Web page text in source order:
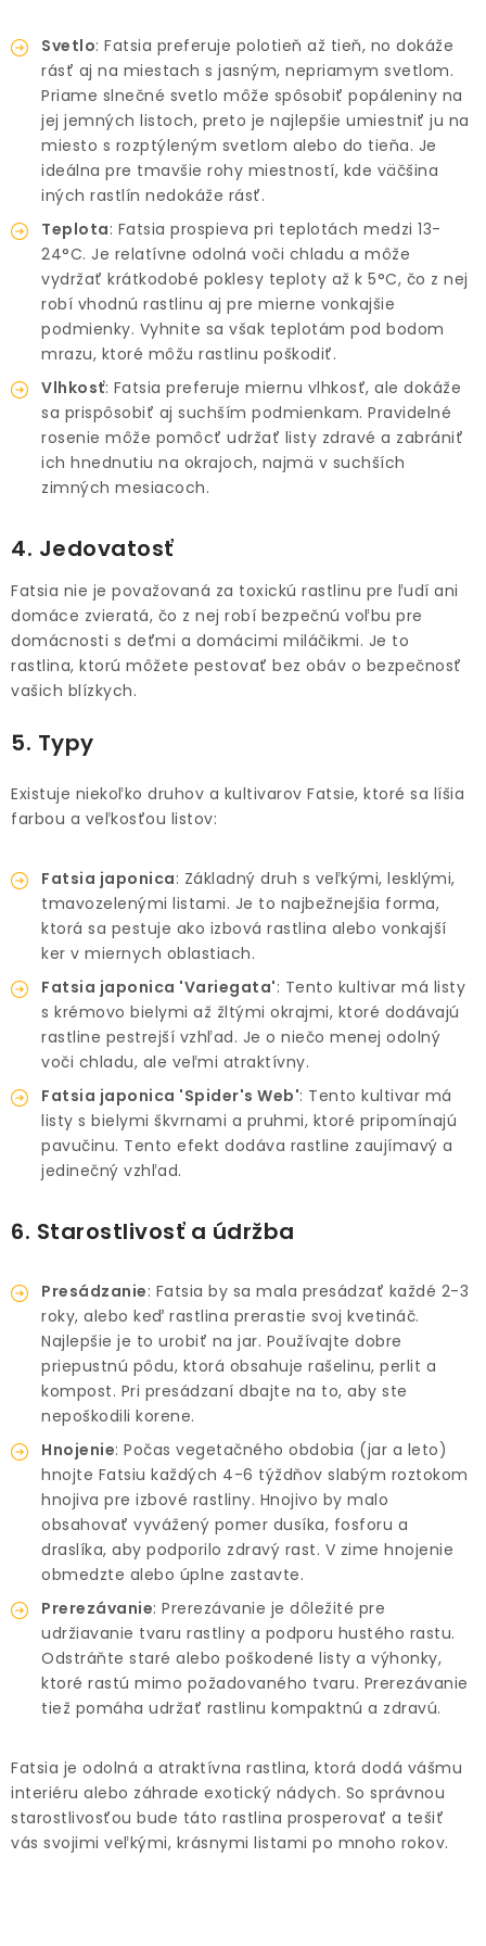
Svetlo: Fatsia preferuje polotieň až tieň, no dokáže
rásť aj na miestach s jasným, nepriamym svetlom.
Priame slnečné svetlo môže spôsobiť popáleniny na
jej jemných listoch, preto je najlepšie umiestniť ju na
miesto s rozptýleným svetlom alebo do tieňa. Je
ideálna pre tmavšie rohy miestností, kde väčšina
iných rastlín nedokáže rásť.
Teplota: Fatsia prospieva pri teplotách medzi 13-
24°C. Je relatívne odolná voči chladu a môže
vydržať krátkodobé poklesy teploty až k 5°C, čo z nej
robí vhodnú rastlinu aj pre mierne vonkajšie
podmienky. Vyhnite sa však teplotám pod bodom
mrazu, ktoré môžu rastlinu poškodiť.
Vlhkosť: Fatsia preferuje miernu vlhkosť, ale dokáže
sa prispôsobiť aj suchším podmienkam. Pravidelné
rosenie môže pomôcť udržať listy zdravé a zabrániť
ich hnednutiu na okrajoch, najmä v suchších
zimných mesiacoch.
4. Jedovatosť
Fatsia nie je považovaná za toxickú rastlinu pre ľudí ani
domáce zvieratá, čo z nej robí bezpečnú voľbu pre
domácnosti s deťmi a domácimi miláčikmi. Je to
rastlina, ktorú môžete pestovať bez obáv o bezpečnosť
vašich blízkych.
5. Typy
Existuje niekoľko druhov a kultivarov Fatsie, ktoré sa líšia
farbou a veľkosťou listov:
Fatsia japonica: Základný druh s veľkými, lesklými,
tmavozelenými listami. Je to najbežnejšia forma,
ktorá sa pestuje ako izbová rastlina alebo vonkajší
ker v miernych oblastiach.
Fatsia japonica 'Variegata': Tento kultivar má listy
s krémovo bielymi až žltými okrajmi, ktoré dodávajú
rastline pestrejší vzhľad. Je o niečo menej odolný
voči chladu, ale veľmi atraktívny.
Fatsia japonica 'Spider's Web': Tento kultivar má
listy s bielymi škvrnami a pruhmi, ktoré pripomínajú
pavučinu. Tento efekt dodáva rastline zaujímavý a
jedinečný vzhľad.
6. Starostlivosť a údržba
Presádzanie: Fatsia by sa mala presádzať každé 2-3
roky, alebo keď rastlina prerastie svoj kvetináč.
Najlepšie je to urobiť na jar. Používajte dobre
priepustnú pôdu, ktorá obsahuje rašelinu, perlit a
kompost. Pri presádzaní dbajte na to, aby ste
nepoškodili korene.
Hnojenie: Počas vegetačného obdobia (jar a leto)
hnojte Fatsiu každých 4-6 týždňov slabým roztokom
hnojiva pre izbové rastliny. Hnojivo by malo
obsahovať vyvážený pomer dusíka, fosforu a
draslíka, aby podporilo zdravý rast. V zime hnojenie
obmedzte alebo úplne zastavte.
Prerezávanie: Prerezávanie je dôležité pre
udržiavanie tvaru rastliny a podporu hustého rastu.
Odstráňte staré alebo poškodené listy a výhonky,
ktoré rastú mimo požadovaného tvaru. Prerezávanie
tiež pomáha udržať rastlinu kompaktnú a zdravú.
Fatsia je odolná a atraktívna rastlina, ktorá dodá vášmu
interiéru alebo záhrade exotický nádych. So správnou
starostlivosťou bude táto rastlina prosperovať a tešiť
vás svojimi veľkými, krásnymi listami po mnoho rokov.